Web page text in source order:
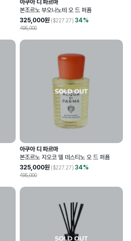
아쿠아 디 파르마
본조르노 부오나노테 오 드 퍼퓸
325,000원 ($227.27) 34%
495,000
아쿠아 디 파르마
본조르노 지오코 델 데스티노 오 드 퍼퓸
325,000원 ($227.27) 34%
495,000